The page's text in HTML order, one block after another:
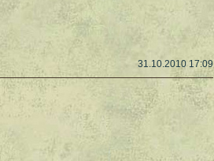
31.10.2010 17:09